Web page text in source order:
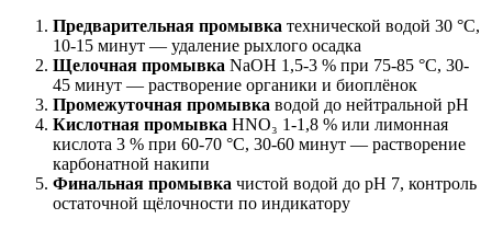
Предварительная промывка технической водой 30 °C,
10-15 минут — удаление рыхлого осадка
Щелочная промывка NaOH 1,5-3 % при 75-85 °C, 30-
45 минут — растворение органики и биоплёнок
Промежуточная промывка водой до нейтральной pH
Кислотная промывка HNO₃ 1-1,8 % или лимонная
кислота 3 % при 60-70 °C, 30-60 минут — растворение
карбонатной накипи
Финальная промывка чистой водой до pH 7, контроль
остаточной щёлочности по индикатору